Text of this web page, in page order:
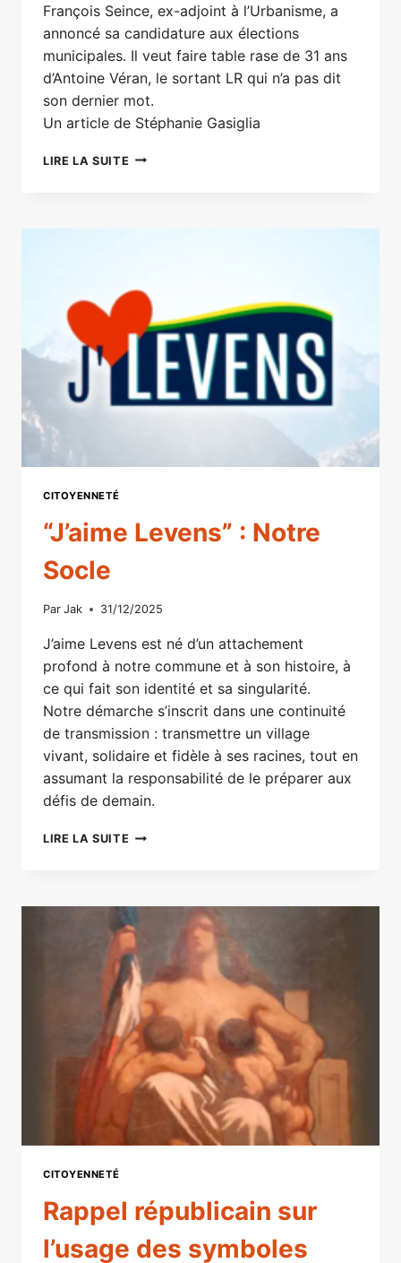
François Seince, ex-adjoint à l’Urbanisme, a
annoncé sa candidature aux élections
municipales. Il veut faire table rase de 31 ans
d’Antoine Véran, le sortant LR qui n’a pas dit
son dernier mot.
Un article de Stéphanie Gasiglia
LIRE LA SUITE LEVENS
TIRÉS
CITOYENNETÉ
“J’aime Levens” : Notre
Socle
Par Jak 31/12/2025
J’aime Levens est né d’un attachement
profond à notre commune et à son histoire, à
ce qui fait son identité et sa singularité.
Notre démarche s’inscrit dans une continuité
de transmission : transmettre un village
vivant, solidaire et fidèle à ses racines, tout en
assumant la responsabilité de le préparer aux
défis de demain.
LIRE LA SUITE “J’AIME
SOCLE
CITOYENNETÉ
Rappel républicain sur
l’usage des symboles